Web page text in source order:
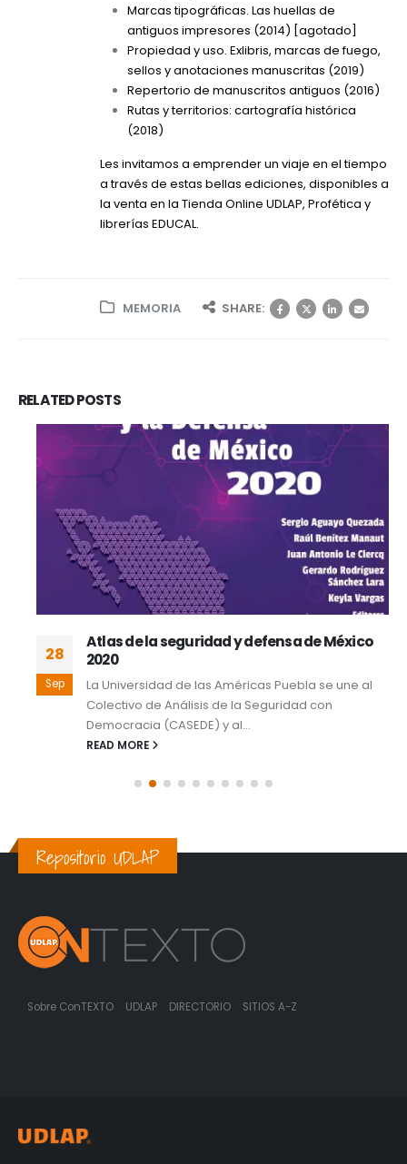
Marcas tipográficas. Las huellas de
antiguos impresores (2014) [agotado]
Propiedad y uso. Exlibris, marcas de fuego,
sellos y anotaciones manuscritas (2019)
Repertorio de manuscritos antiguos (2016)
Rutas y territorios: cartografía histórica
(2018)
Les invitamos a emprender un viaje en el tiempo
a través de estas bellas ediciones, disponibles a
la venta en la Tienda Online UDLAP, Profética y
librerías EDUCAL.
MEMORIA SHARE:
RELATEDPOSTS
Sep
Atlas de la seguridad y defensa de México
2020
La Universidad de las Américas Puebla se une al
Colectivo de Análisis de la Seguridad con
Democracia (CASEDE) y al...
READ MORE
Repositorio UDLAP
Sobre ConTEXTO UDLAP DIRECTORIO SITIOS A-Z